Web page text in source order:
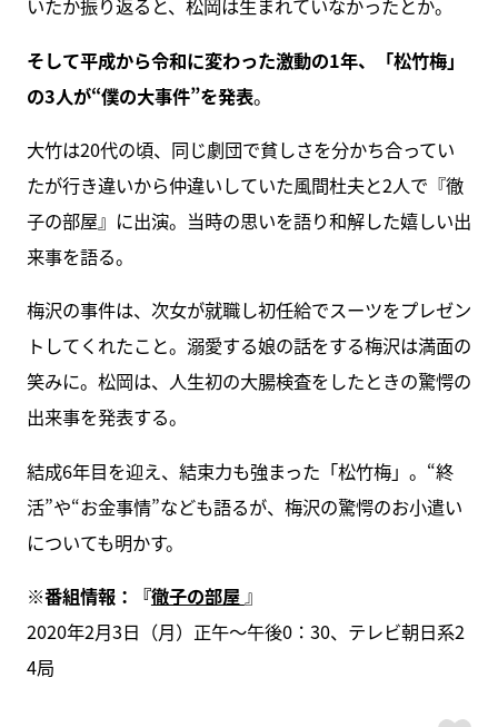
いたか振り返ると、松岡は生まれていなかったとか。
そして平成から令和に変わった激動の1年、「松竹梅」
の3人が“僕の大事件”を発表。
大竹は20代の頃、同じ劇団で貧しさを分かち合ってい
たが行き違いから仲違いしていた風間杜夫と2人で『徹
子の部屋』に出演。当時の思いを語り和解した嬉しい出
来事を語る。
梅沢の事件は、次女が就職し初任給でスーツをプレゼン
トしてくれたこと。溺愛する娘の話をする梅沢は満面の
笑みに。松岡は、人生初の大腸検査をしたときの驚愕の
出来事を発表する。
結成6年目を迎え、結束力も強まった「松竹梅」。“終
活”や“お金事情”なども語るが、梅沢の驚愕のお小遣い
についても明かす。
※番組情報： 『徹子の部屋 』
2020年2月3日（月）正午～午後0：30、テレビ朝日系2
4局